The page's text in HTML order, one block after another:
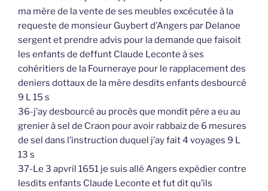
ma mère de la vente de ses meubles excécutée à la
requeste de monsieur Guybert d’Angers par Delanoe
sergent et prendre advis pour la demande que faisoit
les enfants de deffunt Claude Leconte à ses
cohéritiers de la Fourneraye pour le rapplacement des
deniers dottaux de la mère desdits enfants desbourcé
9 L 15 s
36-j’ay desbourcé au procès que mondit père a eu au
grenier à sel de Craon pour avoir rabbaiz de 6 mesures
de sel dans l’instruction duquel j’ay fait 4 voyages 9 L
13 s
37-Le 3 apvril 1651 je suis allé Angers expédier contre
lesdits enfants Claude Leconte et fut dit qu’ils